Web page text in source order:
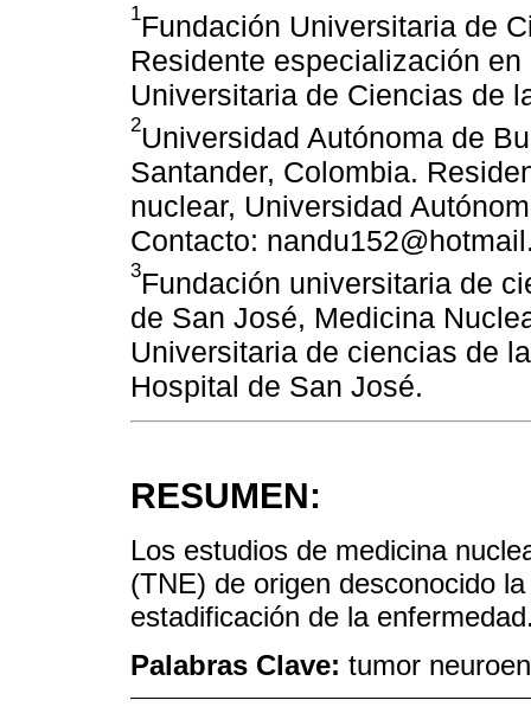
1Fundación Universitaria de
Residente especialización
Universitaria de Ciencias de
2Universidad Autónoma de
Santander, Colombia.
nuclear, Universidad
Contacto:
3Fundación universitaria de
de San José, Medicina
Universitaria de ciencias de
Hospital de San José.
RESUMEN:
Los estudios de medicina
(TNE) de origen desconocido
estadificación de la
Palabras Clave: tumor